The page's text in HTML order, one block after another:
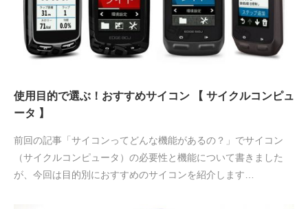
使用目的で選ぶ！おすすめサイコン 【 サイクルコンピュ
ータ 】
前回の記事「サイコンってどんな機能があるの？」でサイコン
（サイクルコンピュータ）の必要性と機能について書きました
が、今回は目的別におすすめのサイコンを紹介します…